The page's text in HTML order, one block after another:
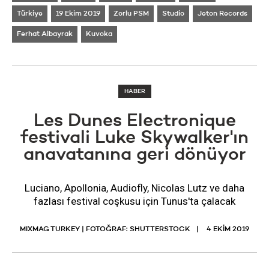
Türkiye 19 Ekim 2019 Zorlu PSM Studio Jeton Records
Ferhat Albayrak Kuvoka
HABER
Les Dunes Electronique
festivali Luke Skywalker'ın
anavatanına geri dönüyor
Luciano, Apollonia, Audiofly, Nicolas Lutz ve daha
fazlası festival coşkusu için Tunus'ta çalacak
MIXMAG TURKEY | FOTOĞRAF: SHUTTERSTOCK 4 EKIM 2019